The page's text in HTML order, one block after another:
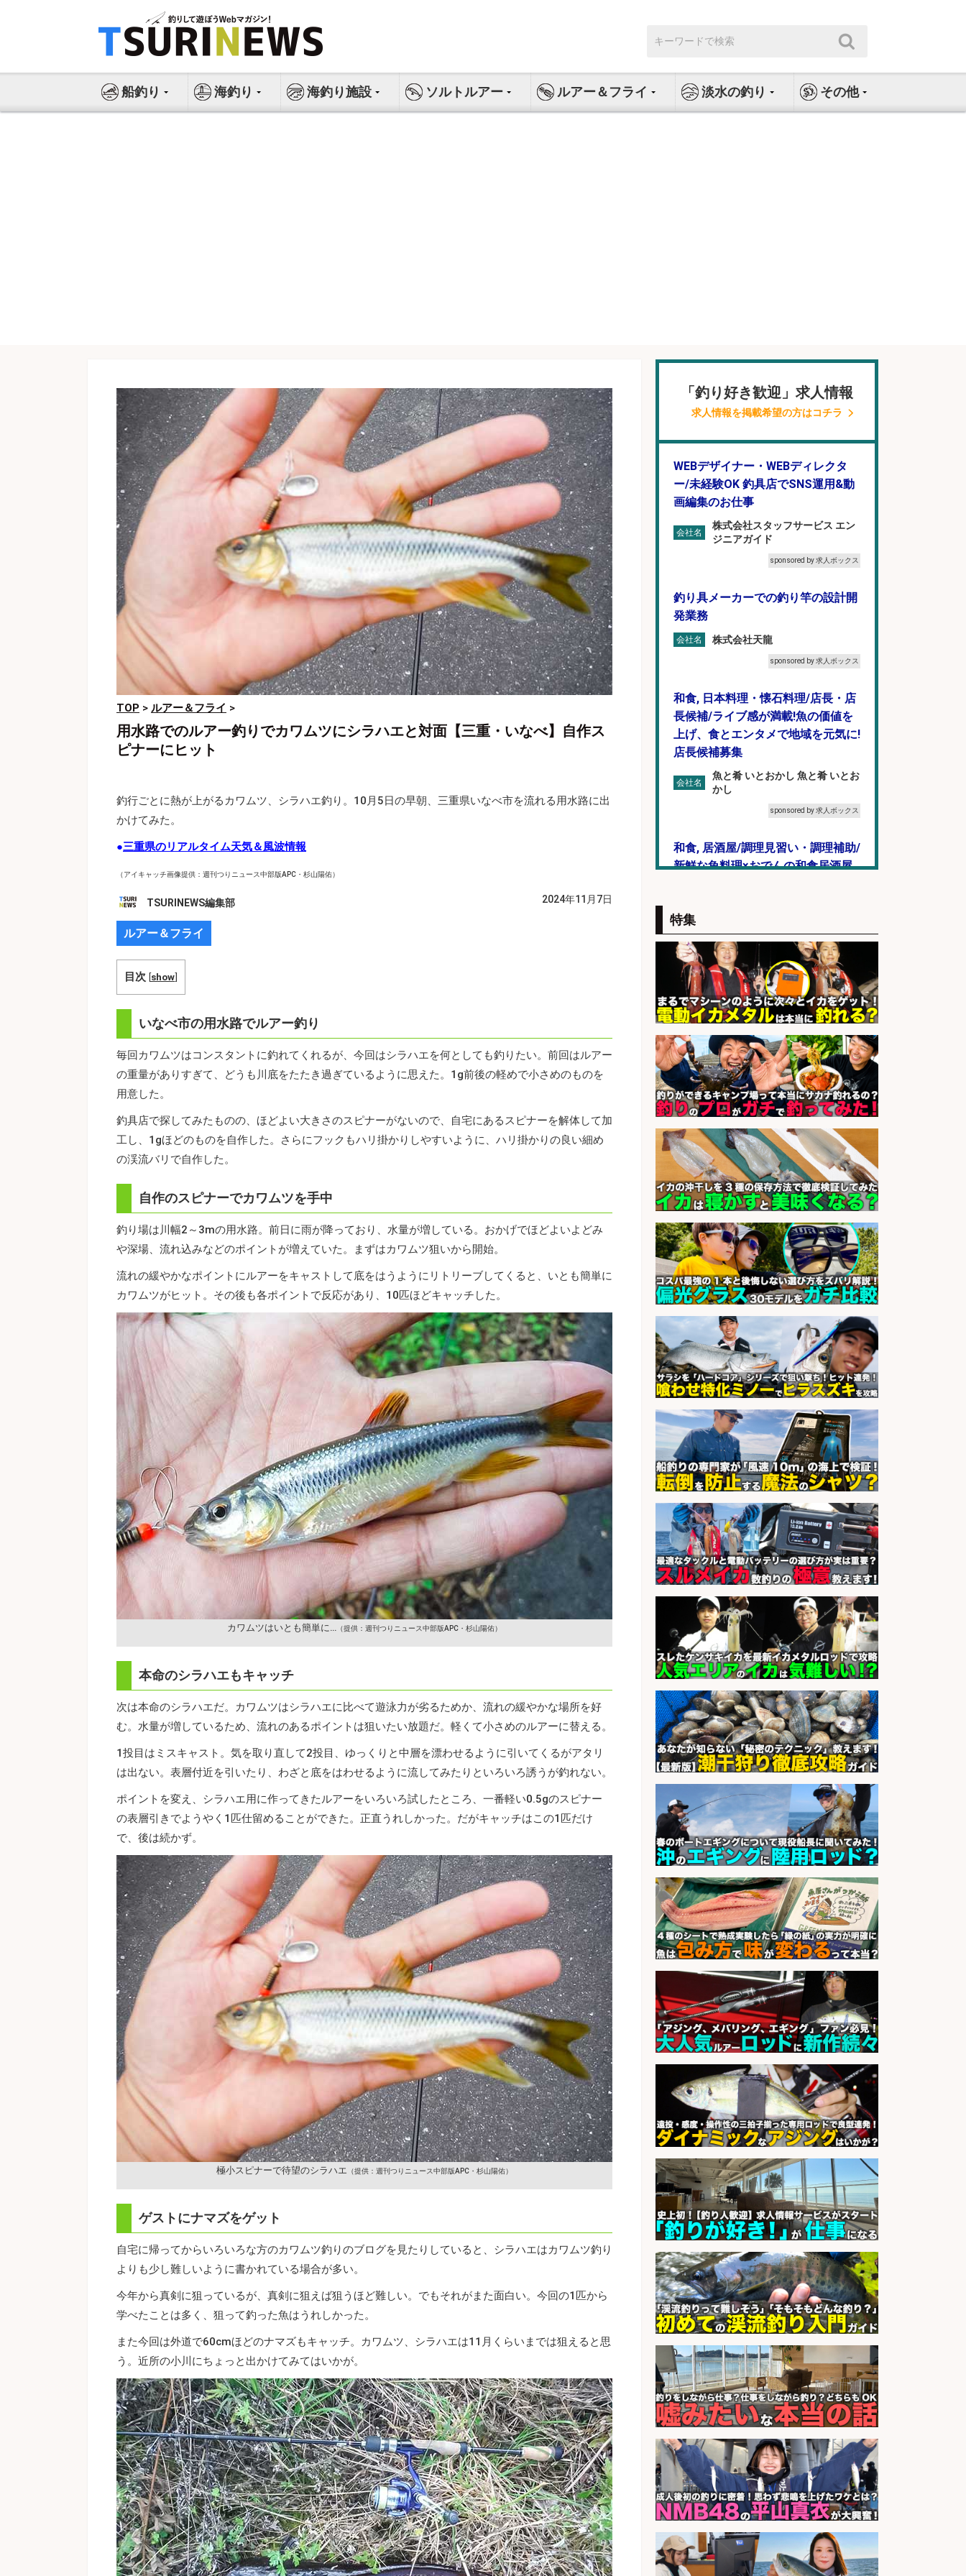
ス
索:
船釣り 海釣り 海釣り施設 ソルトルアー ルアー＆フライ 淡水の釣り その他
TOP > ルアー＆フライ >
用水路でのルアー釣りでカワムツにシラハエと対面【三重・いなべ】自作ス
ピナーにヒット
釣行ごとに熱が上がるカワムツ、シラハエ釣り。10月5日の早朝、三重県いなべ市を流れる用水路に出
かけてみた。
●三重県のリアルタイム天気＆風波情報
（アイキャッチ画像提供：週刊つりニュース中部版APC・杉山陽佑）
TSURINEWS編集部 2024年11月7日
ルアー＆フライ
目次 [show]
いなべ市の用水路でルアー釣り
毎回カワムツはコンスタントに釣れてくれるが、今回はシラハエを何としても釣りたい。前回はルアー
の重量がありすぎて、どうも川底をたたき過ぎているように思えた。1g前後の軽めで小さめのものを
用意した。
釣具店で探してみたものの、ほどよい大きさのスピナーがないので、自宅にあるスピナーを解体して加
工し、1gほどのものを自作した。さらにフックもハリ掛かりしやすいように、ハリ掛かりの良い細め
の渓流バリで自作した。
自作のスピナーでカワムツを手中
釣り場は川幅2～3mの用水路。前日に雨が降っており、水量が増している。おかげでほどよいよどみ
や深場、流れ込みなどのポイントが増えていた。まずはカワムツ狙いから開始。
流れの緩やかなポイントにルアーをキャストして底をはうようにリトリーブしてくると、いとも簡単に
カワムツがヒット。その後も各ポイントで反応があり、10匹ほどキャッチした。
カワムツはいとも簡単に… （提供：週刊つりニュース中部版APC・杉山陽佑）
本命のシラハエもキャッチ
次は本命のシラハエだ。カワムツはシラハエに比べて遊泳力が劣るためか、流れの緩やかな場所を好
む。水量が増しているため、流れのあるポイントは狙いたい放題だ。軽くて小さめのルアーに替える。
1投目はミスキャスト。気を取り直して2投目、ゆっくりと中層を漂わせるように引いてくるがアタリ
は出ない。表層付近を引いたり、わざと底をはわせるように流してみたりといろいろ誘うが釣れない。
ポイントを変え、シラハエ用に作ってきたルアーをいろいろ試したところ、一番軽い0.5gのスピナー
の表層引きでようやく1匹仕留めることができた。正直うれしかった。だがキャッチはこの1匹だけ
で、後は続かず。
極小スピナーで待望のシラハエ （提供：週刊つりニュース中部版APC・杉山陽佑）
ゲストにナマズをゲット
自宅に帰ってからいろいろな方のカワムツ釣りのブログを見たりしていると、シラハエはカワムツ釣り
よりも少し難しいように書かれている場合が多い。
今年から真剣に狙っているが、真剣に狙えば狙うほど難しい。でもそれがまた面白い。今回の1匹から
学べたことは多く、狙って釣った魚はうれしかった。
また今回は外道で60cmほどのナマズもキャッチ。カワムツ、シラハエは11月くらいまでは狙えると思
う。近所の小川にちょっと出かけてみてはいかが。
「釣り好き歓迎」求人情報
求人情報を掲載希望の方はコチラ
WEBデザイナー・WEBディレクタ
ー/未経験OK 釣具店でSNS運用&動
画編集のお仕事
会社名
株式会社スタッフサービス エン
ジニアガイド
sponsored by 求人ボックス
釣り具メーカーでの釣り竿の設計開
発業務
会社名 株式会社天龍
sponsored by 求人ボックス
和食, 日本料理・懐石料理/店長・店
長候補/ライブ感が満載!魚の価値を
上げ、食とエンタメで地域を元気に!
店長候補募集
会社名
魚と肴 いとおかし 魚と肴 いとお
かし
sponsored by 求人ボックス
和食, 居酒屋/調理見習い・調理補助/
新鮮な魚料理×おでんの和食居酒屋
和食, 寿司・鮨/キッチンスタッフ/海
鮮丼専門店「魚丼屋」車通勤可/ス
キルアップ
会社名 魚丼屋 ソコラ南行徳店
sponsored by 求人ボックス
居酒屋/店長・店長候補/扱う魚は鮮
度抜群!大衆酒場で元気に働く店長候
補を募集
会社名 アカマル屋鮮魚店 大山店
sponsored by 求人ボックス
居酒屋/料理長・料理長候補/扱う魚
は鮮度抜群!大衆酒場で元気に働く料
理長候補を募集
会社名
アカマル屋鮮魚店 大宮すずらん
通り
sponsored by 求人ボックス
居酒屋/店長・店長候補/扱う魚は鮮
度抜群!大衆酒場で元気に働く店長候
補を募集
会社名 アカマル屋鮮魚店 溝の口店
sponsored by 求人ボックス
「魚の養殖に関するプロジェクト 」
試験実験業務/総合メーカーでのお
仕事です
会社名
株式会社スタッフサービス エン
ジニアガイド
sponsored by 求人ボックス
居酒屋/レストランサービス・ホー
ルスタッフ/扱う魚は鮮度抜群!大衆
酒場で元気に働くホールスタッフを
募集
会社名 アカマル屋鮮魚店 溝の口店
さらに求人情報を見る
特集